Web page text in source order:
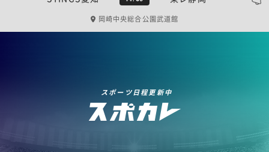
岡崎中央総合公園武道館
スポーツ日程更新中